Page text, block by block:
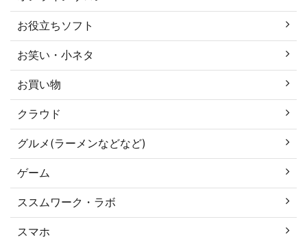
お役立ちソフト
お笑い・小ネタ
お買い物
クラウド
グルメ(ラーメンなどなど)
ゲーム
ススムワーク・ラボ
スマホ